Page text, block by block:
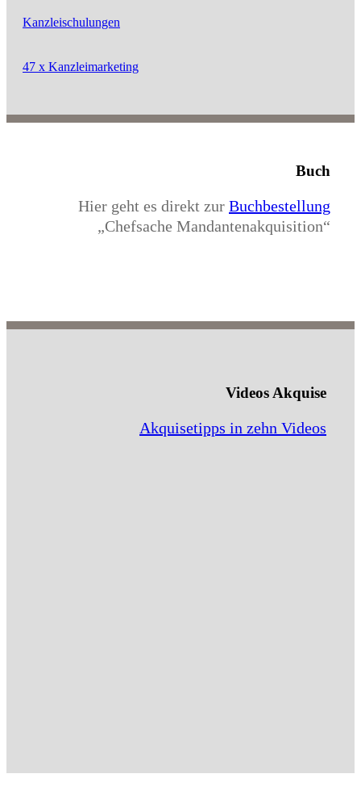
Kanzleischulungen
47 x Kanzleimarketing
Buch
Hier geht es direkt zur Buchbestellung
„Chefsache Mandantenakquisition“
Videos Akquise
Akquisetipps in zehn Videos